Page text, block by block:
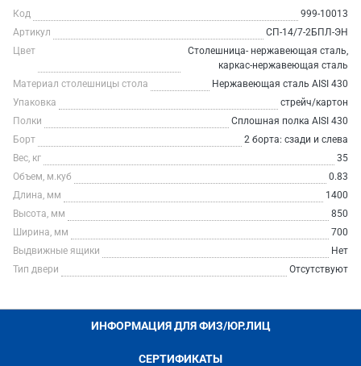
Код
999-10013
Артикул
СП-14/7-2БПЛ-ЭН
Цвет
Столешница- нержавеющая сталь,
каркас-нержавеющая сталь
Материал столешницы стола
Нержавеющая сталь AISI 430
Упаковка
стрейч/картон
Полки
Сплошная полка AISI 430
Борт
2 борта: сзади и слева
Вес, кг
35
Объем, м.куб
0.83
Длина, мм
1400
Высота, мм
850
Ширина, мм
700
Выдвижные ящики
Нет
Тип двери
Отсутствуют
ИНФОРМАЦИЯ ДЛЯ ФИЗ/ЮР.ЛИЦ
СЕРТИФИКАТЫ